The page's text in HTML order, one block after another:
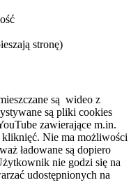
stronę)
są wideo z
są pliki cookies
zawierające m.in.
Nie ma możliwości
ładowane są dopiero
nie godzi się na
udostępnionych na